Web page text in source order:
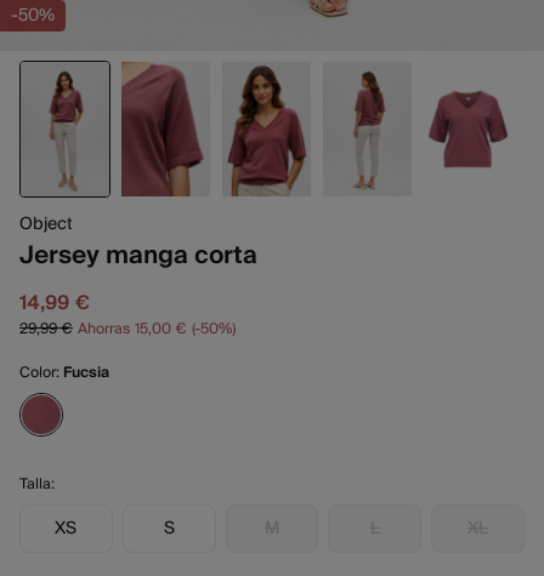
-50%
Object
Jersey manga corta
14,99 €
29,99 €Ahorras15,00 €
50
Color: Fucsia
Talla:
XS S M L XL